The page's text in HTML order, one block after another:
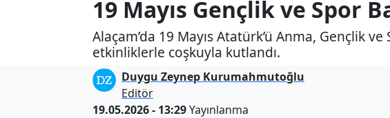
19 Mayıs Gençlik ve Spor
Alaçam’da 19 Mayıs Atatürk’ü Anma, Gençlik
etkinliklerle coşkuyla kutlandı.
Duygu Zeynep Kurumahmutoğlu
Editör
19.05.2026 - 13:29Yayınlanma